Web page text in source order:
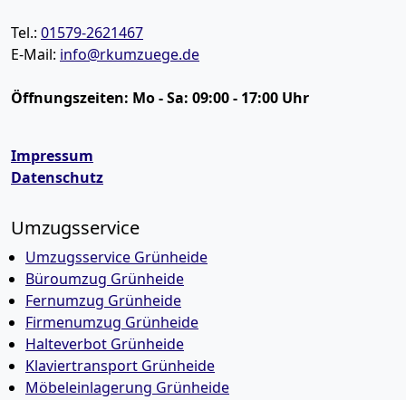
Tel.: 01579-2621467
E-Mail: info@rkumzuege.de
Öffnungszeiten: Mo - Sa: 09:00 - 17:00 Uhr
Impressum
Datenschutz
Umzugsservice
Umzugsservice Grünheide
Büroumzug Grünheide
Fernumzug Grünheide
Firmenumzug Grünheide
Halteverbot Grünheide
Klaviertransport Grünheide
Möbeleinlagerung Grünheide